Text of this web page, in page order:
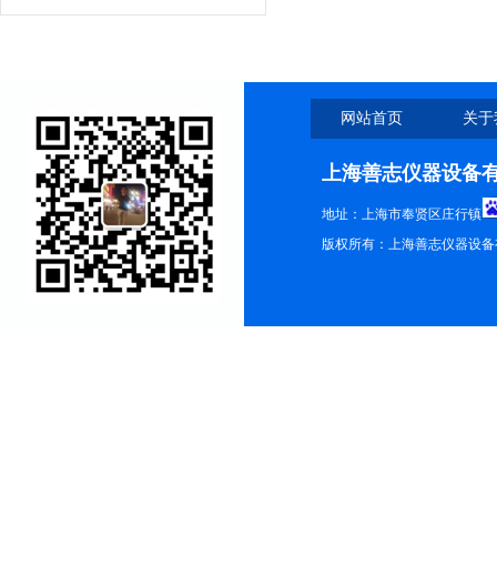
网站首页 关
上海善志仪器设备
地址：上海市奉贤区庄行镇
版权所有：上海善志仪器设